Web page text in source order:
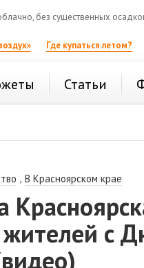
без существенных
Где купаться летом?
Статьи
,В Красноярском крае
с